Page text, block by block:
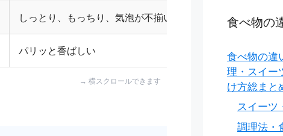
しっとり、もっちり、気泡が不揃い
パリッと香ばしい
食べ物の
食べ物の違
理・スイー
け方総まと
スイーツ
調理法・